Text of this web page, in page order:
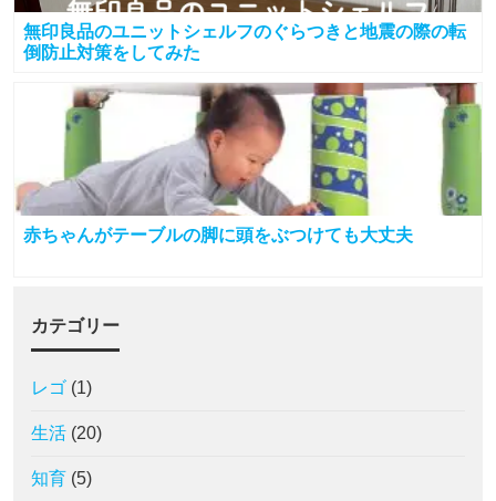
無印良品のユニットシェルフのぐらつきと地震の際の転
倒防止対策をしてみた
赤ちゃんがテーブルの脚に頭をぶつけても大丈夫
カテゴリー
レゴ (1)
生活 (20)
知育 (5)